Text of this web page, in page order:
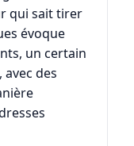
qui sait tirer
évoque
un certain
des